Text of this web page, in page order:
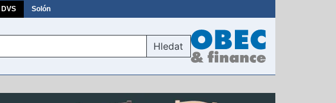
DVS Solón
Hledat